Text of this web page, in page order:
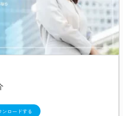
ンロードする